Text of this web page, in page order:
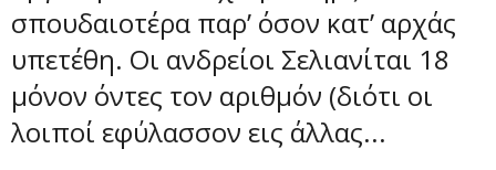
σπουδαιοτέρα παρ’ όσον κατ’ αρχάς
υπετέθη. Οι ανδρείοι Σελιανίται 18
μόνον όντες τον αριθμόν (διότι οι
λοιποί εφύλασσον εις άλλας...